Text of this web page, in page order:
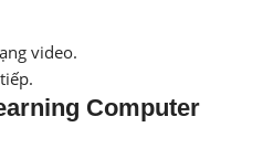
video.
Computer